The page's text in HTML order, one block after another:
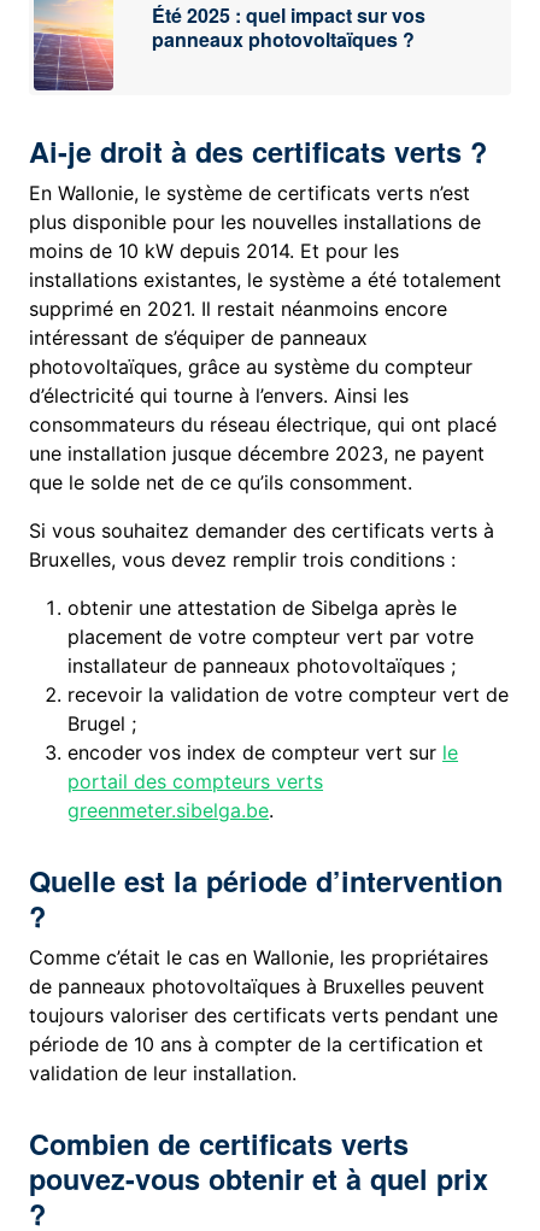
Été 2025 : quel impact sur vos
panneaux photovoltaïques ?
Ai-je droit à des certificats verts ?
En Wallonie, le système de certificats verts n’est
plus disponible pour les nouvelles installations de
moins de 10 kW depuis 2014. Et pour les
installations existantes, le système a été totalement
supprimé en 2021. Il restait néanmoins encore
intéressant de s’équiper de panneaux
photovoltaïques, grâce au système du compteur
d’électricité qui tourne à l’envers. Ainsi les
consommateurs du réseau électrique, qui ont placé
une installation jusque décembre 2023, ne payent
que le solde net de ce qu’ils consomment.
Si vous souhaitez demander des certificats verts à
Bruxelles, vous devez remplir trois conditions :
obtenir une attestation de Sibelga après le
placement de votre compteur vert par votre
installateur de panneaux photovoltaïques ;
recevoir la validation de votre compteur vert de
Brugel ;
encoder vos index de compteur vert sur le
portail des compteurs verts
greenmeter.sibelga.be.
Quelle est la période d’intervention
?
Comme c’était le cas en Wallonie, les propriétaires
de panneaux photovoltaïques à Bruxelles peuvent
toujours valoriser des certificats verts pendant une
période de 10 ans à compter de la certification et
validation de leur installation.
Combien de certificats verts
pouvez-vous obtenir et à quel prix
?